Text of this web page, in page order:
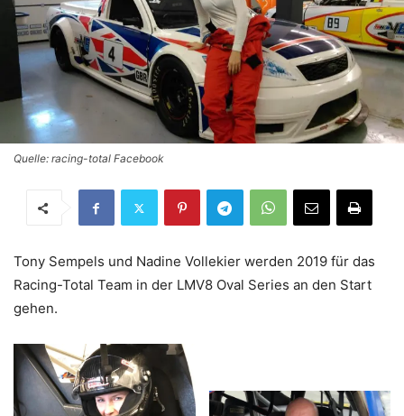
Quelle: racing-total Facebook
Tony Sempels und Nadine Vollekier werden 2019 für das
Racing-Total Team in der LMV8 Oval Series an den Start
gehen.